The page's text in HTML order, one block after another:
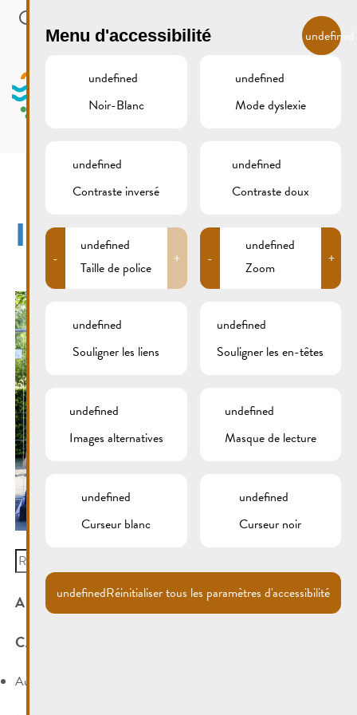
Skip to main content
MENU
IMG_0947XCS
Search
for:
ARCHIVES
CATÉGORIES
Aucune catégorie
Menu d'accessibilité undefined
undefined
Noir-Blanc
undefined
Mode dyslexie
undefined
Contraste inversé
undefined
Contraste doux
-
undefined
Taille de police
+ -
undefined
Zoom
+
undefined
Souligner les liens
undefined
Souligner les en-têtes
undefined
Images alternatives
undefined
Masque de lecture
undefined
Curseur blanc
undefined
Curseur noir
undefinedRéinitialiser tous les paramètres d'accessibilité